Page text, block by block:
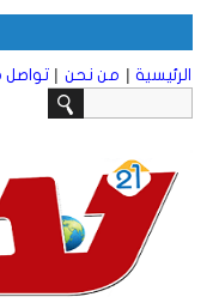
الرئيسية | من نحن | تواصل